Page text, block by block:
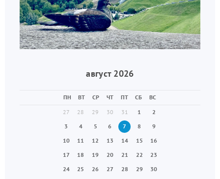
август 2026
ПН ВТ СР ЧТ ПТ СБ
ВС
27
28 29 30 31 1
2
3
4 5 6 7 8
9
10
11 12 13 14 15
16
17
18 19 20 21 22
23
24
25 26 27 28 29
30